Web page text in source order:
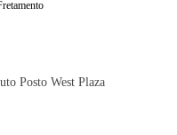
Posto West Plaza